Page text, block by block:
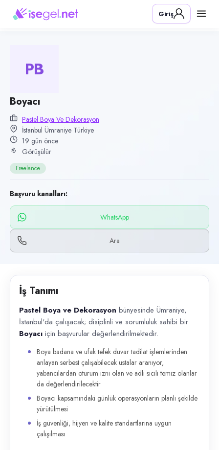
Pozisyon
Boyacı
Kategori
Konum
Ümraniye, İstanbul
Çalışma şekli
Freelance
Yayın tarihi
21 Temmuz 2026
Son geçerlilik
19 Ekim 2026
Başvuru kanalları
WhatsApp, Telefon
Pastel Boya ve Dekorasyon bünyesinde Ümraniye, İstanbul'da
Giriş
PB
Boyacı
Pastel Boya Ve Dekorasyon
İstanbul Ümraniye Türkiye
19 gün önce
Görüşülür
Freelance
Başvuru kanalları:
WhatsApp
Ara
İş Tanımı
Pastel Boya ve Dekorasyon bünyesinde Ümraniye,
İstanbul'da çalışacak; disiplinli ve sorumluluk sahibi bir
Boyacı için başvurular değerlendirilmektedir.
Boya badana ve ufak tefek duvar tadilat işlemlerinden
anlayan serbest çalışabilecek ustalar aranıyor,
yabancılardan oturum izni olan ve adli sicili temiz olanlar
da değerlendirilecektir
Boyacı kapsamındaki günlük operasyonların planlı şekilde
yürütülmesi
İş güvenliği, hijyen ve kalite standartlarına uygun
çalışılması